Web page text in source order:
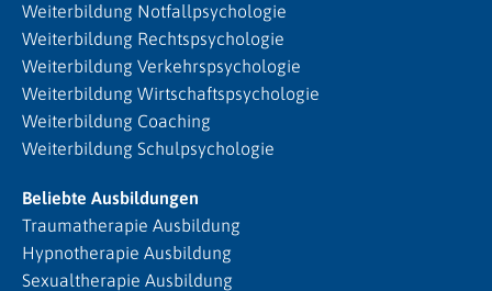
Weiterbildung Notfallpsychologie
Weiterbildung Rechtspsychologie
Weiterbildung Verkehrspsychologie
Weiterbildung Wirtschaftspsychologie
Weiterbildung Coaching
Weiterbildung Schulpsychologie
Beliebte Ausbildungen
Traumatherapie Ausbildung
Hypnotherapie Ausbildung
Sexualtherapie Ausbildung